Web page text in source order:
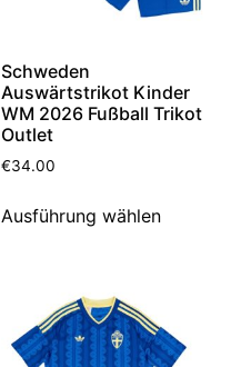
Schweden
Auswärtstrikot Kinder
WM 2026 Fußball Trikot
Outlet
€34.00
Ausführung wählen